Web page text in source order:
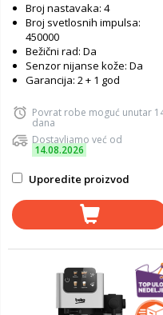
Broj nastavaka: 4
Broj svetlosnih impulsa:
450000
Bežični rad: Da
Senzor nijanse kože: Da
Garancija: 2 + 1 god
Povrat robe moguć unutar
dana
Dostavljamo već od
14.08.2026
Uporedite proizvod